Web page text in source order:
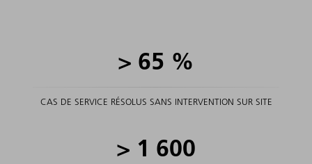
> 65 %
CAS DE SERVICE RÉSOLUS SANS INTERVENTION SUR SITE
> 1 600